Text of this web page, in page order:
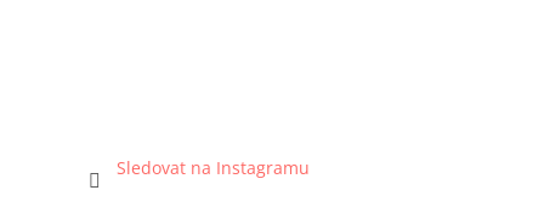
Sledovat na Instagramu